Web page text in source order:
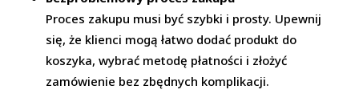
Proces zakupu musi być szybki i prosty. Upewnij
się, że klienci mogą łatwo dodać produkt do
koszyka, wybrać metodę płatności i złożyć
zamówienie bez zbędnych komplikacji.